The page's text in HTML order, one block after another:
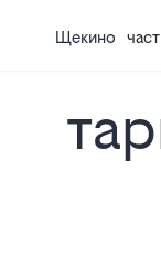
Щекино